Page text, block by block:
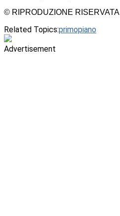
© RIPRODUZIONE RISERVATA
Related Topics:primopiano
Advertisement